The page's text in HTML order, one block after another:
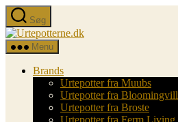
Spring
til
indholdet
Søg
Urtepotterne.dk
Menu
Brands
Urtepotter fra Muubs
Urtepotter fra
Urtepotter fra Broste
Urtepotter fra Ferm Living